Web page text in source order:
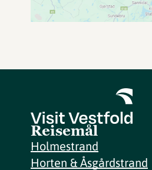
Reisemål
Holmestrand
Horten & Åsgårdstrand